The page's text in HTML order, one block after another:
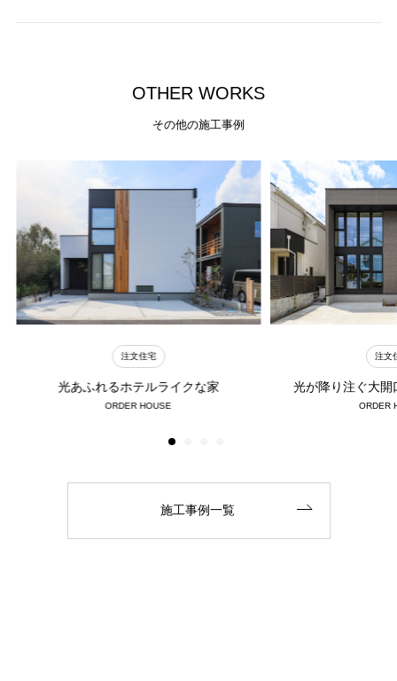
OTHER WORKS
その他の施工事例
注文住宅
光あふれるホテルライクな家
ORDER HOUSE
注文
光が降り注ぐ大開
ORDER
施工事例一覧